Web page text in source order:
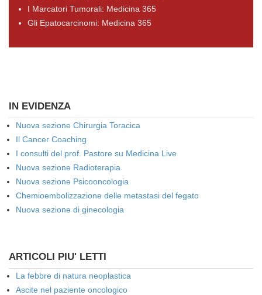
I Marcatori Tumorali: Medicina 365
Gli Epatocarcinomi: Medicina 365
IN EVIDENZA
Nuova sezione Chirurgia Toracica
Il Cancer Coaching
I consulti del prof. Pastore su Medicina Live
Nuova sezione Radioterapia
Nuova sezione Psicooncologia
Chemioembolizzazione delle metastasi del fegato
Nuova sezione di ginecologia
ARTICOLI PIU' LETTI
La febbre di natura neoplastica
Ascite nel paziente oncologico